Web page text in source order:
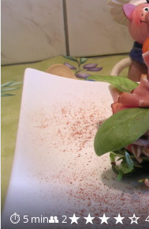
⏱ 5 min👥 2★★★★☆